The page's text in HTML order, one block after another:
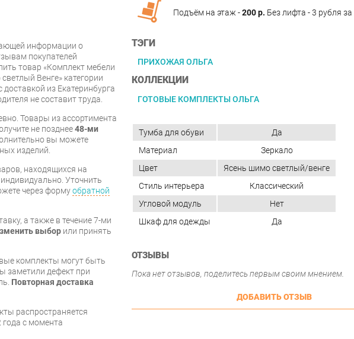
Подъём на этаж -200 р. Без лифта - 3 рубля за
ТЭГИ
ПРИХОЖАЯ ОЛЬГА
КОЛЛЕКЦИИ
ГОТОВЫЕ КОМПЛЕКТЫ ОЛЬГА
информации о
покупателей
товар «Комплект мебели
Венге» категории
из Екатеринбурга
не составит труда.
Товары из ассортимента
не позднее48-ми
вы можете
изделий.
находящихся на
Уточнить
через формуобратной
а также в течение 7-ми
выбор или принять
комплекты могут быть
заметили дефект при
Повторная доставка
распространяется
года с момента
Тумба для обуви
Да
Материал
Зеркало
Цвет
Ясень шимо светлый/венге
Стиль интерьера
Классический
Угловой модуль
Нет
Шкаф для одежды
Да
ОТЗЫВЫ
Пока нет отзывов, поделитесь первым своим мнением.
ДОБАВИТЬ ОТЗЫВ